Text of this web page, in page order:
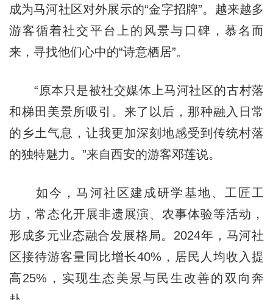
成为马河社区对外展示的“金字招牌”。越来越多
游客循着社交平台上的风景与口碑，慕名而
来，寻找他们心中的“诗意栖居”。
“原本只是被社交媒体上马河社区的古村落
和梯田美景所吸引。来了以后，那种融入日常
的乡土气息，让我更加深刻地感受到传统村落
的独特魅力。”来自西安的游客邓莲说。
如今，马河社区建成研学基地、工匠工
坊，常态化开展非遗展演、农事体验等活动，
形成多元业态融合发展格局。2024年，马河社
区接待游客量同比增长40%，居民人均收入提
高25%，实现生态美景与民生改善的双向奔